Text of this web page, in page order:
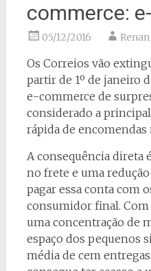
commerce:
05/12/2016
Os Correios vão
partir de 1º de janeiro
e-commerce de
considerado a
rápida de
A consequência direta
no frete e uma
pagar essa conta com
consumidor final.
uma concentração de
espaço dos pequenos
média de cem